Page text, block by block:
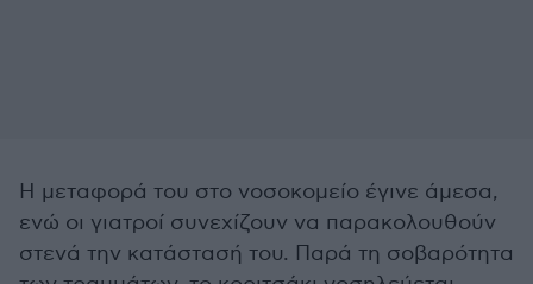
Η μεταφορά του στο νοσοκομείο έγινε άμεσα,
ενώ οι γιατροί συνεχίζουν να παρακολουθούν
στενά την κατάστασή του. Παρά τη σοβαρότητα